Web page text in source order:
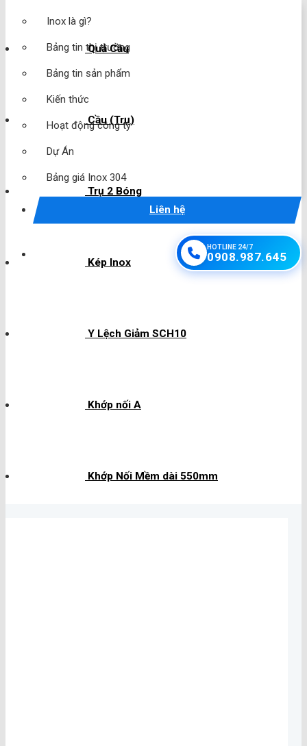
Inox là gì?
Bảng tin thị trường
Bảng tin sản phẩm
Kiến thức
Hoạt động công ty
Dự Án
Bảng giá Inox 304
Liên hệ
HOTLINE 24/7
0908.987.645
Quả Cầu
Cầu (Trụ)
Trụ 2 Bóng
Kép Inox
Y Lệch Giảm SCH10
Khớp nối A
Khớp Nối Mềm dài 550mm